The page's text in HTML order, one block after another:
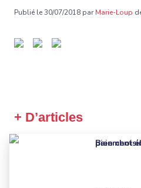
Publié le 30/07/2018 parMarie-Loup
+ D’articles
Bien choisir son